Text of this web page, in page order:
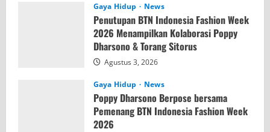
Gaya Hidup News
Penutupan BTN Indonesia Fashion Week
2026 Menampilkan Kolaborasi Poppy
Dharsono & Torang Sitorus
Agustus 3, 2026
Gaya Hidup News
Poppy Dharsono Berpose bersama
Pemenang BTN Indonesia Fashion Week
2026